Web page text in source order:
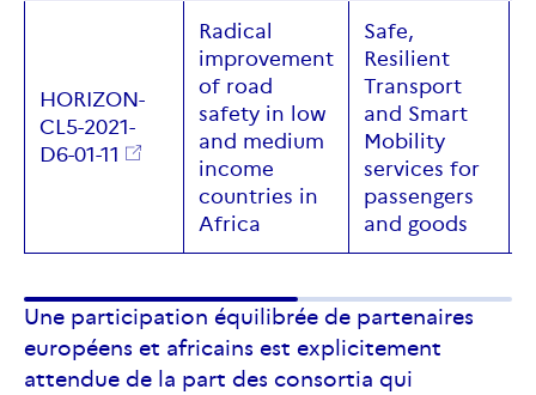
HORIZON-
CL5-2021-
D6-01-11
Radical
improvement
of road
safety in low
and medium
income
countries in
Africa
Safe,
Resilient
Transport
and Smart
Mobility
services for
passengers
and goods
Une participation équilibrée de partenaires
européens et africains est explicitement
attendue de la part des consortia qui